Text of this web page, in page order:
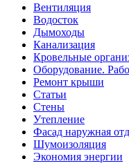
Вентиляция
Водосток
Дымоходы
Канализация
Кровельные
Оборудование.
Ремонт крыши
Статьи
Стены
Утепление
Фасад наружная
Шумоизоляция
Экономия энергии